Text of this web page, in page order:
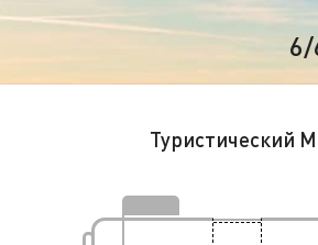
Туристический